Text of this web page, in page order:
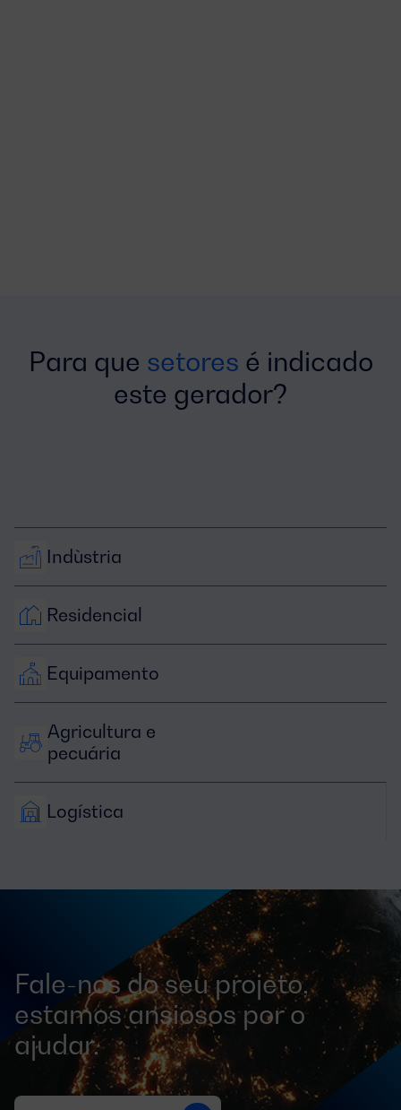
Para que setores é indicado
este gerador?
Indùstria
Residencial
Equipamento
Agricultura e
pecuária
Logística
Fale-nos do seu projeto,
estamos ansiosos por o
ajudar.